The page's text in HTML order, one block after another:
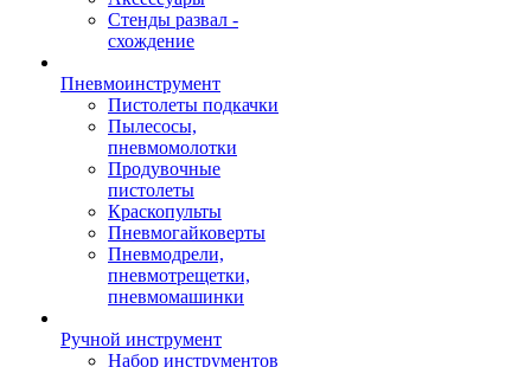
Стенды развал -
схождение
Пневмоинструмент
Пистолеты подкачки
Пылесосы,
пневмомолотки
Продувочные
пистолеты
Краскопульты
Пневмогайковерты
Пневмодрели,
пневмотрещетки,
пневмомашинки
Ручной инструмент
Набор инструментов